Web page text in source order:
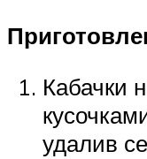
Кабачки
удалив